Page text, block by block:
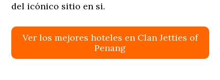
del icónico sitio en si.
Ver los mejores hoteles en Clan Jetties of
Penang